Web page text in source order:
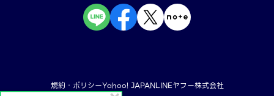
規約・ポリシーYahoo! JAPANLINEヤフー株式会社